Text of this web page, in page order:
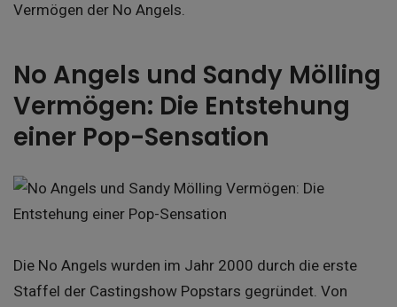
Vermögen der No Angels.
No Angels und Sandy Mölling
Vermögen: Die Entstehung
einer Pop-Sensation
Die No Angels wurden im Jahr 2000 durch die erste
Staffel der Castingshow Popstars gegründet. Von